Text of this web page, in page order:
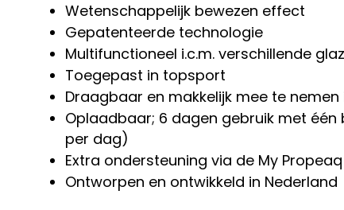
Wetenschappelijk bewezen effect
Gepatenteerde technologie
Multifunctioneel i.c.m. verschillende
Toegepast in topsport
Draagbaar en makkelijk mee te
Oplaadbaar; 6 dagen gebruik met één
per dag)
Extra ondersteuning via de My
Ontworpen en ontwikkeld in Nederland